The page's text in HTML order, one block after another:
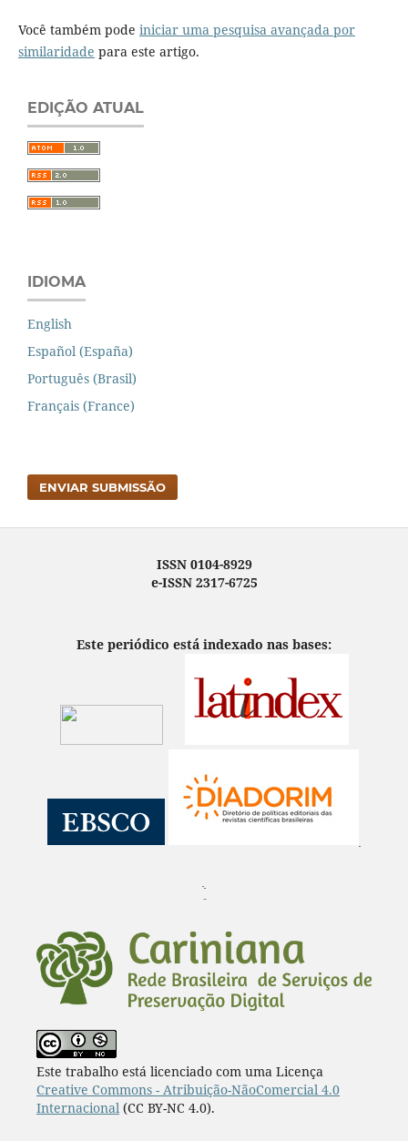
Você também pode iniciar uma pesquisa avançada por
similaridade para este artigo.
EDIÇÃO ATUAL
IDIOMA
English
Español (España)
Português (Brasil)
Français (France)
ENVIAR SUBMISSÃO
ISSN 0104-8929
e-ISSN 2317-6725
Este periódico está indexado nas bases:
¨
Este trabalho está licenciado com uma Licença
Creative Commons - Atribuição-NãoComercial 4.0
Internacional(CC BY-NC 4.0).